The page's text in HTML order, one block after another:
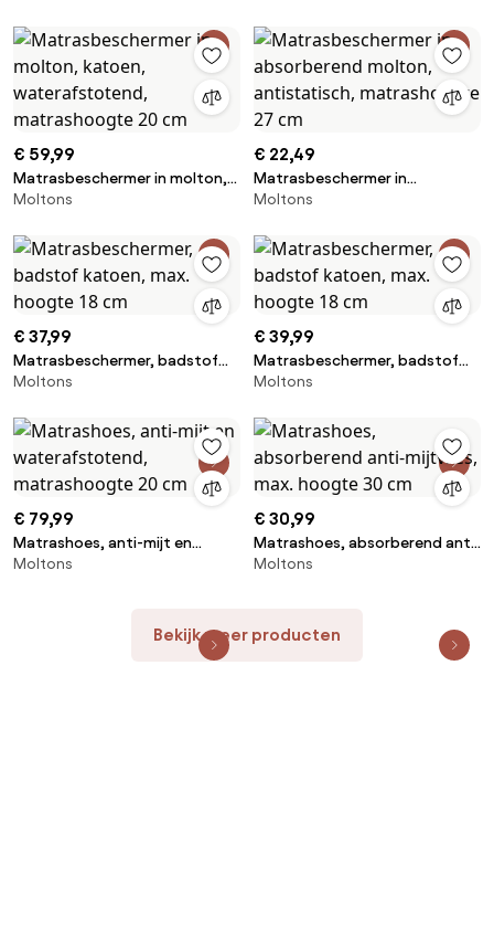
25 cm
€ 59,99
Matrasbeschermer in molton,
katoen, waterafstotend,
Moltons
€ 22,49
Matrasbeschermer in
absorberend molton,
cm
Moltons
€ 37,99
Matrasbeschermer, badstof
katoen, max. hoogte 18 cm
Moltons
€ 39,99
Matrasbeschermer, badstof
katoen, max. hoogte 18 cm
Moltons
€ 79,99
Matrashoes, anti-mijt en
waterafstotend,
Moltons
€ 30,99
Matrashoes, absorberend anti-
mijtvlies, max. hoogte 30 cm
Moltons
Bekijk meer producten